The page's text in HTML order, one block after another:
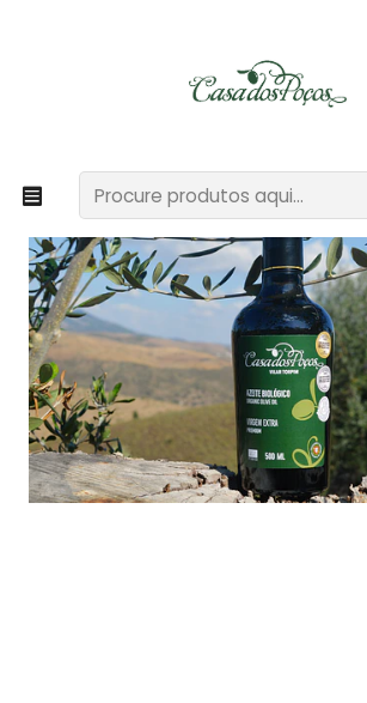
Azeite Virgem Extra
Garrafa 500ml Azeite Bio Virgem
dos Poços